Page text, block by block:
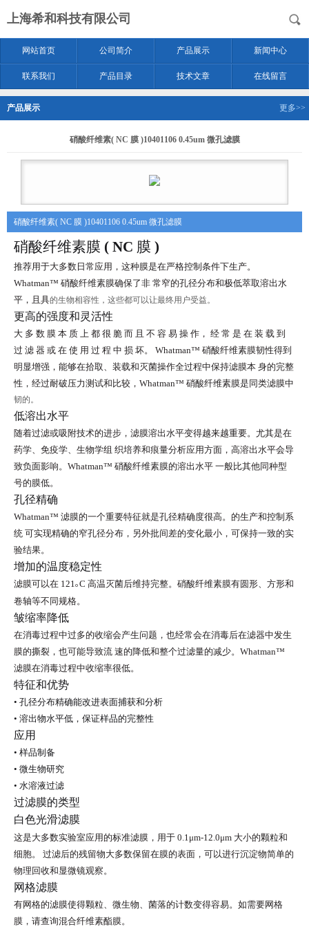
上海希和科技有限公司
网站首页 公司简介 产品展示 新闻中心
联系我们 产品目录 技术文章 在线留言
产品展示 更多>>
硝酸纤维素( NC 膜 )10401106 0.45um 微孔滤膜
硝酸纤维素( NC 膜 )10401106 0.45um 微孔滤膜
硝酸纤维素膜 ( NC 膜 )
推荐用于大多数日常应用，这种膜是在严格控制条件下生产。
Whatman™ 硝酸纤维素膜确保了非 常窄的孔径分布和极低萃取溶出水
平，且具的生物相容性，这些都可以让最终用户受益。
更高的强度和灵活性
大 多 数 膜 本 质 上 都 很 脆 而 且 不 容 易 操 作， 经 常 是 在 装 载 到
过 滤 器 或 在 使 用 过 程 中 损 坏。 Whatman™ 硝酸纤维素膜韧性得到
明显增强，能够在拾取、装载和灭菌操作全过程中保持滤膜本 身的完整
性，经过耐破压力测试和比较， Whatman™ 硝酸纤维素膜是同类滤膜中
韧的。
低溶出水平
随着过滤或吸附技术的进步，滤膜溶出水平变得越来越重要。尤其是在
药学、免疫学、生物学组 织培养和痕量分析应用方面，高溶出水平会导
致负面影响。 Whatman™ 硝酸纤维素膜的溶出水平 一般比其他同种型
号的膜低。
孔径精确
Whatman™ 滤膜的一个重要特征就是孔径精确度很高。的生产和控制系
统 可实现精确的窄孔径分布，另外批间差的变化最小，可保持一致的实
验结果。
增加的温度稳定性
滤膜可以在 121 o C 高温灭菌后维持完整。硝酸纤维素膜有圆形、方形和
卷轴等不同规格。
皱缩率降低
在消毒过程中过多的收缩会产生问题，也经常会在消毒后在滤器中发生
膜的撕裂，也可能导致流 速的降低和整个过滤量的减少。 Whatman™
滤膜在消毒过程中收缩率很低。
特征和优势
• 孔径分布精确能改进表面捕获和分析
• 溶出物水平低，保证样品的完整性
应用
• 样品制备
• 微生物研究
• 水溶液过滤
过滤膜的类型
白色光滑滤膜
这是大多数实验室应用的标准滤膜，用于 0.1μm-12.0μm 大小的颗粒和
细胞。 过滤后的残留物大多数保留在膜的表面，可以进行沉淀物简单的
物理回收和显微镜观察。
网格滤膜
有网格的滤膜使得颗粒、微生物、菌落的计数变得容易。如需要网格
膜，请查询混合纤维素酯膜。